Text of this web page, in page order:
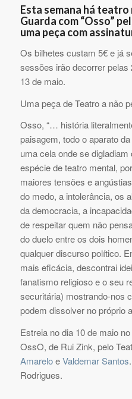
Esta semana há
Guarda com “Osso”
uma peça com
Os bilhetes custam 5€ e já
sessões irão decorrer pelas
13 de maio.
Uma peça de Teatro a não
Osso, “… história
paisagem, todo o aparato
uma cela onde se
espécie de teatro mental,
maiores tensões e
do medo, a intolerância, os
da democracia, a
de respeitar quem não
do duelo entre os dois
qualquer discurso político.
mais eficácia, descontrai
fanatismo religioso e o seu
securitária) mostrando-nos
podem dissolver no próprio
Estreia no dia 10 de maio
OssO, de Rui Zink, pelo
AmareloeValdemar Santos
Rodrigues.